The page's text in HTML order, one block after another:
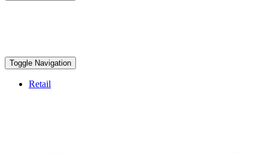
Toggle Navigation
Retail